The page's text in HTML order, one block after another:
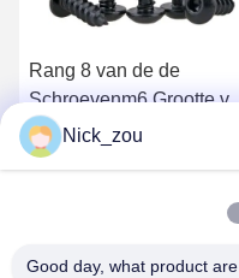
Rang 8 van de de
Schroevenm6 Grootte
het Legeringsroestvrije
staal Zelf Onttrekkend de
Nick_zou
Good day, what product